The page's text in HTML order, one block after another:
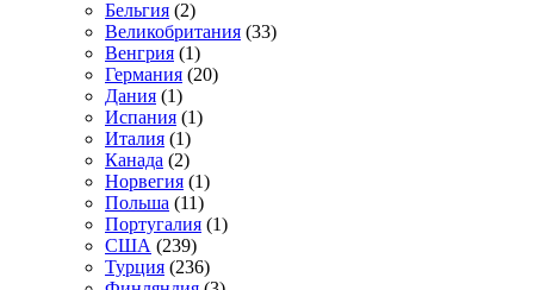
Бельгия (2)
Великобритания (33)
Венгрия (1)
Германия (20)
Дания (1)
Испания (1)
Италия (1)
Канада (2)
Норвегия (1)
Польша (11)
Португалия (1)
США (239)
Турция (236)